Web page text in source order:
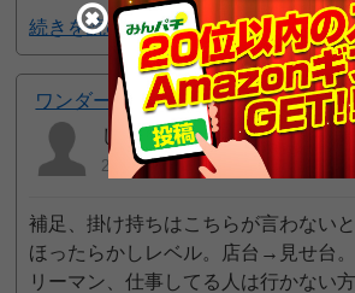
続きを読む 1pt GET!
ワンダーランドうきはバイパス店
しゅうまいマイ
2021年04月11日 10:10 PM
補足、掛け持ちはこちらが言わないと
ほったらかしレベル。店台→見せ台。
リーマン、仕事してる人は行かない